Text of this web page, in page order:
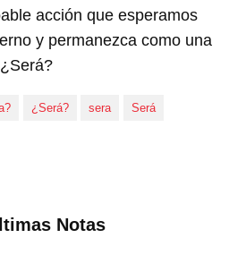
acción que esperamos
y permanezca como una
¿Será? sera Será
Notas